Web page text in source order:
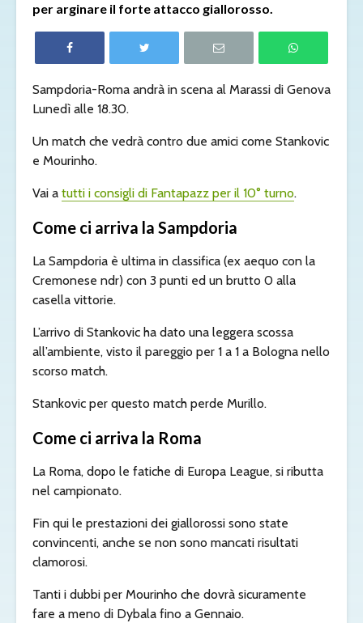
per arginare il forte attacco giallorosso.
Sampdoria-Roma andrà in scena al Marassi di Genova
Lunedì alle 18.30.
Un match che vedrà contro due amici come Stankovic
e Mourinho.
Vai a tutti i consigli di Fantapazz per il 10° turno.
Come ci arriva la Sampdoria
La Sampdoria è ultima in classifica (ex aequo con la
Cremonese ndr) con 3 punti ed un brutto 0 alla
casella vittorie.
L’arrivo di Stankovic ha dato una leggera scossa
all’ambiente, visto il pareggio per 1 a 1 a Bologna nello
scorso match.
Stankovic per questo match perde Murillo.
Come ci arriva la Roma
La Roma, dopo le fatiche di Europa League, si ributta
nel campionato.
Fin qui le prestazioni dei giallorossi sono state
convincenti, anche se non sono mancati risultati
clamorosi.
Tanti i dubbi per Mourinho che dovrà sicuramente
fare a meno di Dybala fino a Gennaio.